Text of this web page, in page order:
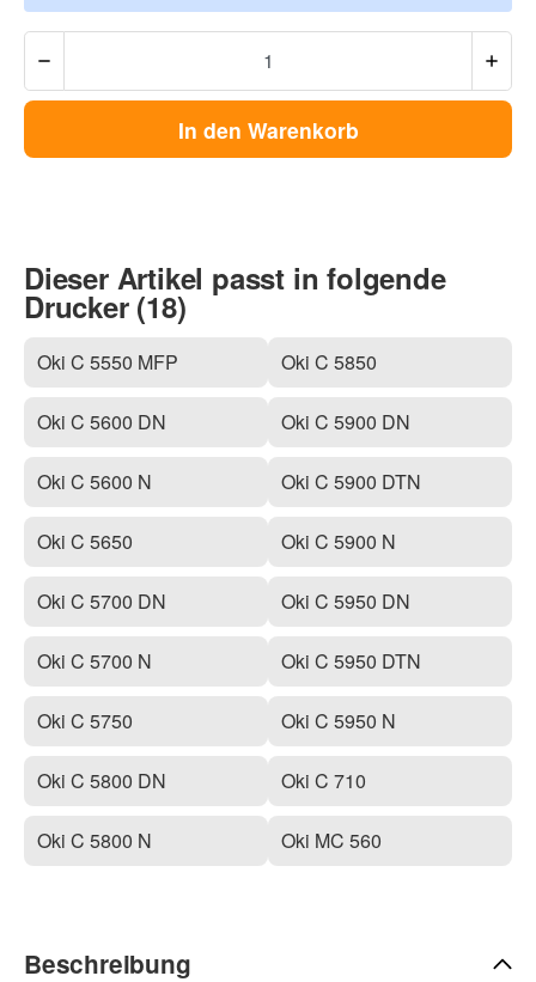
In den Warenkorb
Dieser Artikel passt in folgende
Drucker (18)
Oki C 5550 MFP
Oki C 5600 DN
Oki C 5600 N
Oki C 5650
Oki C 5700 DN
Oki C 5700 N
Oki C 5750
Oki C 5800 DN
Oki C 5800 N
Oki C 5850
Oki C 5900 DN
Oki C 5900 DTN
Oki C 5900 N
Oki C 5950 DN
Oki C 5950 DTN
Oki C 5950 N
Oki C 710
Oki MC 560
Beschreibung